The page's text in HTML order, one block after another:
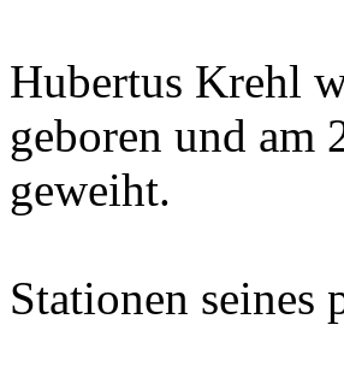
Hubertus Krehl
geboren und am
geweiht.
Stationen seines